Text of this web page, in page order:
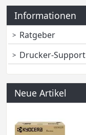
Informationen
Ratgeber
Drucker-Support
Neue Artikel